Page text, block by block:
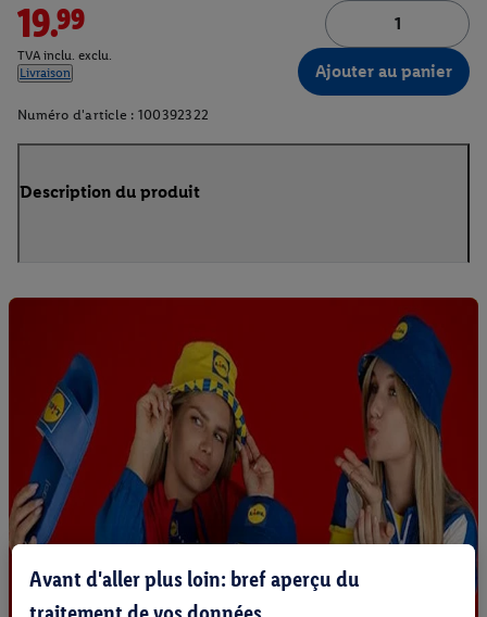
19.99
TVA inclu. exclu.
Livraison
Ajouter au panier
Numéro d'article : 100392322
Description du produit
Avant d'aller plus loin: bref aperçu du